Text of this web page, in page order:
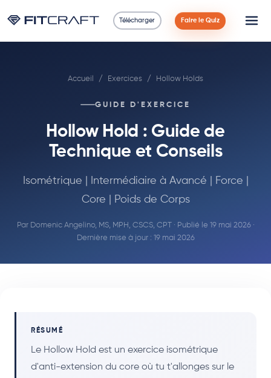
Télécharger Faire le Quiz
90 Jours
Exercices
Accueil / Exercices / Hollow Holds
GUIDE D'EXERCICE
Hollow Hold : Guide de
Technique et Conseils
Isométrique | Intermédiaire à Avancé | Force |
Core | Poids de Corps
Par Domenic Angelino, MS, MPH, CSCS, CPT· Publié le 19 mai 2026 ·
Dernière mise à jour : 19 mai 2026
RÉSUMÉ
Le Hollow Hold est un exercice isométrique
d'anti-extension du core où tu t'allonges sur le